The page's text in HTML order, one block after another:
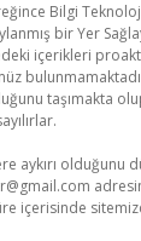
Bilgi
bir Yer
içerikleri
taşımakta
aykırı olduğunu
içerisinde